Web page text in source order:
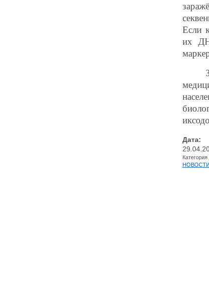
Если
их
Дата:
НОВОСТИ